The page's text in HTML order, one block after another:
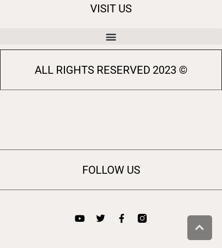
VISIT US
© 2023 ALL RIGHTS RESERVED
FOLLOW US
גלילה לראש העמוד